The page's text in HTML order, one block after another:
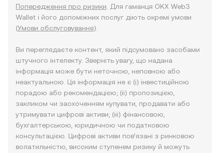
Попередження про ризики . Для гаманця OKX Web3
Wallet і його допоміжних послуг діють окремі умови
(Умови обслуговування).
Ви переглядаєте контент, який підсумовано засобами
штучного інтелекту. Зверніть увагу, що надана
інформація може бути неточною, неповною або
неактуальною. Ця інформація не є (i) інвестиційною
порадою або рекомендацією; (ii) пропозицією,
закликом чи заохоченням купувати, продавати або
утримувати цифрові активи; (iii) фінансовою,
бухгалтерською, юридичною чи податковою
консультацією. Цифрові активи пов’язані з ринковою
волатильністю, високим ступенем ризику й можуть